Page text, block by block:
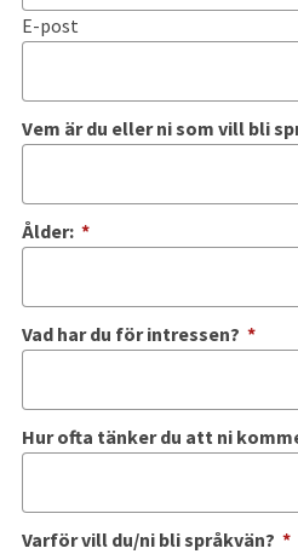
E-post
Vem är du eller ni som vill bli
Ålder: *(obligatorisk)
Vad har du för intressen? *
Hur ofta tänker du att ni
Varför vill du/ni bli språkvän? *